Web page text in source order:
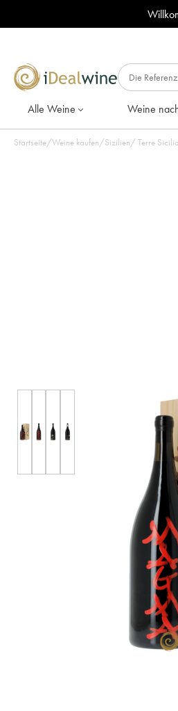
Alle Weine Weine
Startseite/Weine kaufen/Sizilien/